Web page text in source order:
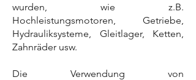
wurden, wie z.B.
Hochleistungsmotoren, Getriebe,
Hydrauliksysteme, Gleitlager, Ketten,
Zahnräder usw.
Die Verwendung von